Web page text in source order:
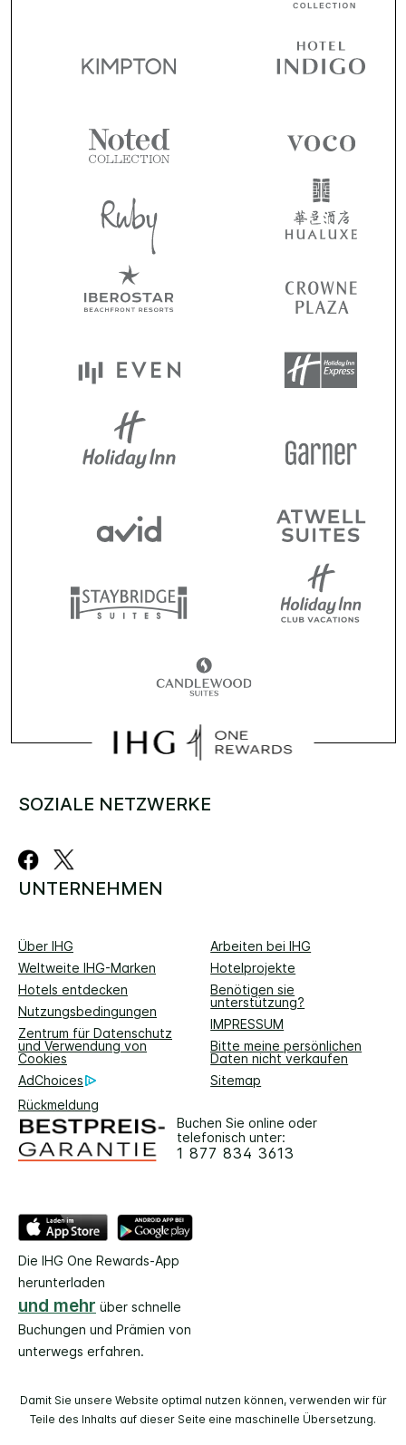
SOZIALE NETZWERKE
UNTERNEHMEN
Über IHG
Arbeiten bei IHG
Weltweite IHG-Marken
Hotelprojekte
Hotels entdecken
Benötigen sie
unterstützung?
Nutzungsbedingungen
IMPRESSUM
Zentrum für Datenschutz
und Verwendung von
Cookies
Bitte meine persönlichen
Daten nicht verkaufen
AdChoices
Sitemap
Rückmeldung
Buchen Sie online oder
telefonisch unter:
1 877 834 3613
Die IHG One Rewards-App
herunterladen
und mehr über schnelle
Buchungen und Prämien von
unterwegs erfahren.
Damit Sie unsere Website optimal nutzen können, verwenden wir für
Teile des Inhalts auf dieser Seite eine maschinelle Übersetzung.